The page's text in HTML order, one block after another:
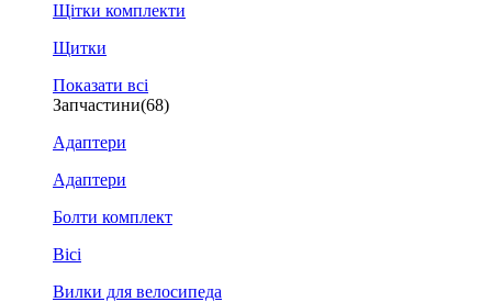
Щітки комплекти
Щитки
Показати всі
Запчастини(68)
Адаптери
Адаптери
Болти комплект
Вісі
Вилки для велосипеда